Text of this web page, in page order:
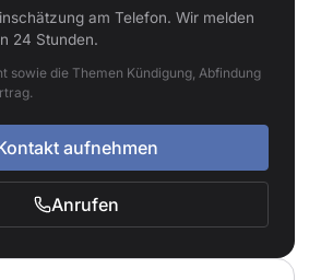
am Telefon. Wir melden
24 Stunden.
sowie die Themen Kündigung, Abfindung
aufnehmen
Anrufen